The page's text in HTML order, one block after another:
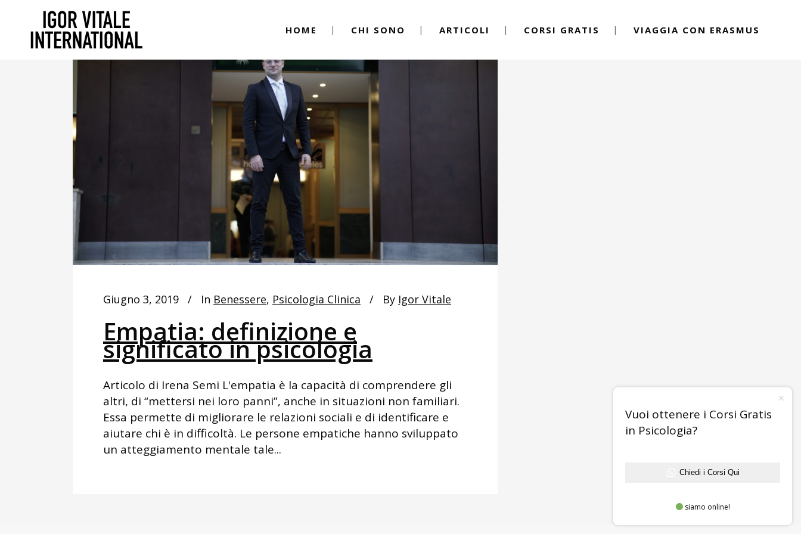
HOME CHI SONO ARTICOLI CORSI GRATIS VIAGGIA CON ERASMUS
Giugno 3, 2019 In Benessere, Psicologia Clinica By Igor Vitale
Empatia: definizione e
significato in psicologia
Articolo di Irena Semi L'empatia è la capacità di comprendere gli
altri, di “mettersi nei loro panni”, anche in situazioni non familiari.
Essa permette di migliorare le relazioni sociali e di identificare e
aiutare chi è in difficoltà. Le persone empatiche hanno sviluppato
un atteggiamento mentale tale...
Vuoi ottenere i Corsi Gratis
in Psicologia?
Chiedi i Corsi Qui
siamo online!